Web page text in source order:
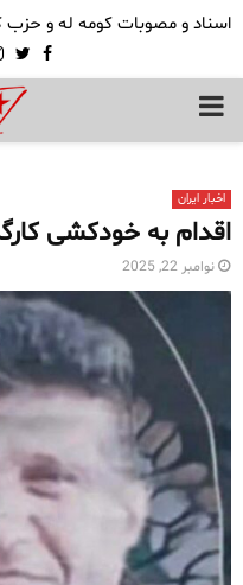
اسناد و مصوبات کومه له و حزب
PRIMARY
اخبار ایران
اقدام به خودکشی
نوامبر 22, 2025